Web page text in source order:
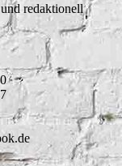
redaktionell